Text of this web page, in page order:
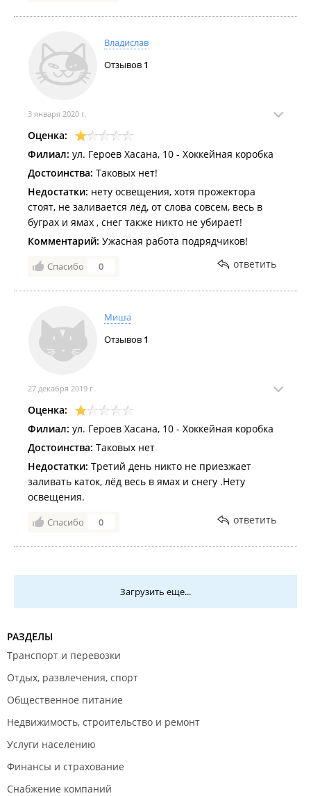
Владислав
Отзывов 1
3 января 2020 г.
Оценка:
Филиал: ул. Героев Хасана, 10 - Хоккейная коробка
Достоинства: Таковых нет!
Недостатки: нету освещения, хотя прожектора
стоят, не заливается лёд, от слова совсем, весь в
буграх и ямах , снег также никто не убирает!
Комментарий: Ужасная работа подрядчиков!
Спасибо 0 ответить
Миша
Отзывов 1
27 декабря 2019 г.
Оценка:
Филиал: ул. Героев Хасана, 10 - Хоккейная коробка
Достоинства: Таковых нет
Недостатки: Третий день никто не приезжает
заливать каток, лёд весь в ямах и снегу .Нету
освещения.
Спасибо 0 ответить
Загрузить еще...
РАЗДЕЛЫ
Транспорт и перевозки
Отдых, развлечения, спорт
Общественное питание
Недвижимость, строительство и ремонт
Услуги населению
Финансы и страхование
Снабжение компаний